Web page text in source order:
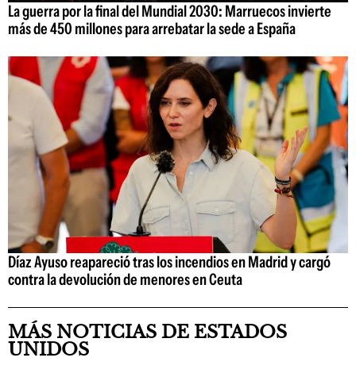
La guerra por la final del Mundial 2030: Marruecos invierte
más de 450 millones para arrebatar la sede a España
Díaz Ayuso reapareció tras los incendios en Madrid y cargó
contra la devolución de menores en Ceuta
MÁS NOTICIAS DE ESTADOS
UNIDOS